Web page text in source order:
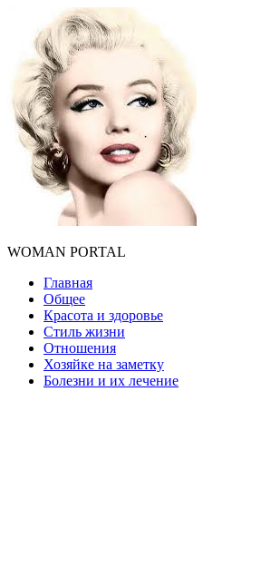
WOMAN PORTAL
Главная
Общее
Красота и здоровье
Стиль жизни
Отношения
Хозяйке на заметку
Болезни и их лечение